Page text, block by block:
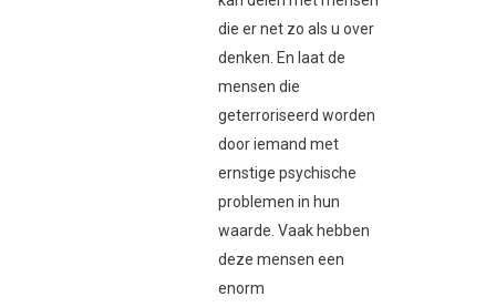
die er net zo als u over
denken. En laat de
mensen die
geterroriseerd worden
door iemand met
ernstige psychische
problemen in hun
waarde. Vaak hebben
deze mensen een
enorm